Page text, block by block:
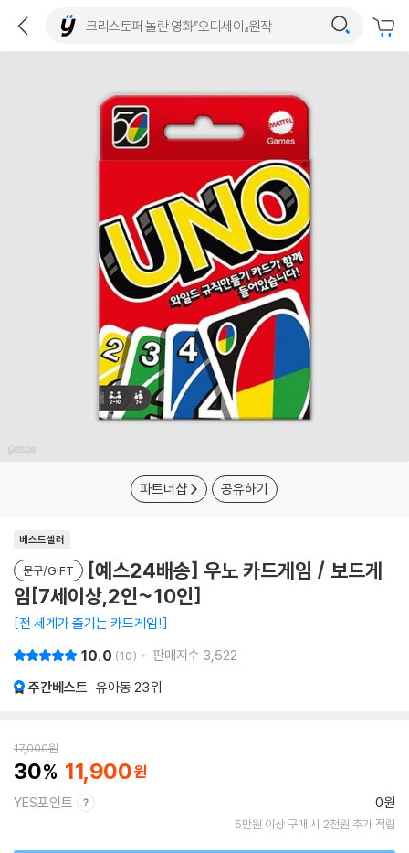
파트너샵 공유하기
베스트셀러
문구/GIFT
[예스24배송] 우노 카드게임 / 보드게
임[7세이상,2인~10인]
전 세계가 즐기는 카드게임!
10.0 10 판매지수 3,522
주간베스트 유아동 23위
17,000원
30 11,900
YES포인트 0원
5만원 이상 구매 시 2천원 추가 적립